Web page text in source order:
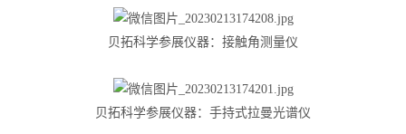
表面/界面性能测定仪
贝拓科学参展仪器：接触角测量仪
贝拓科学参展仪器：手持式拉曼光谱仪